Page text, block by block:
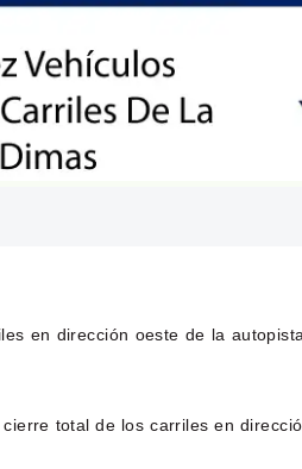
en dirección oeste de la
total de los carriles en